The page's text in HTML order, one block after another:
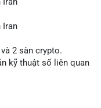
Iran
2 sàn crypto.
kỹ thuật số liên quan
áp lực pháp lý.